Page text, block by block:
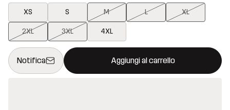
XS S M L XL
2XL 3XL 4XL
Notifica Aggiungi al carrello
Questo tasto aprirà una finestra modale per confermare un
{{size}} non disponibile